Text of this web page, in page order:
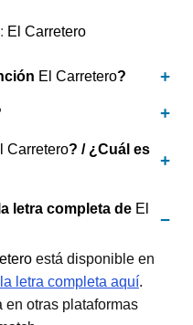
El Carretero
El Carretero?
Carretero? / ¿Cuál es
letra completa de El
está disponible en
letra completa aquí.
en otras plataformas